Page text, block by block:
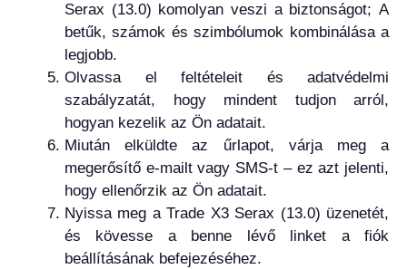
Serax (13.0) komolyan veszi a biztonságot; A
betűk, számok és szimbólumok kombinálása a
legjobb.
Olvassa el feltételeit és adatvédelmi
szabályzatát, hogy mindent tudjon arról,
hogyan kezelik az Ön adatait.
Miután elküldte az űrlapot, várja meg a
megerősítő e-mailt vagy SMS-t – ez azt jelenti,
hogy ellenőrzik az Ön adatait.
Nyissa meg a Trade X3 Serax (13.0) üzenetét,
és kövesse a benne lévő linket a fiók
beállításának befejezéséhez.